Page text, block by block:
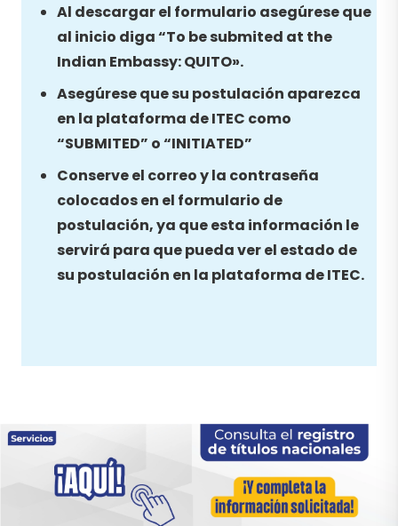
Al descargar el formulario asegúrese que
al inicio diga “To be submited at the
Indian Embassy: QUITO».
Asegúrese que su postulación aparezca
en la plataforma de ITEC como
“SUBMITED” o “INITIATED”
Conserve el correo y la contraseña
colocados en el formulario de
postulación, ya que esta información le
servirá para que pueda ver el estado de
su postulación en la plataforma de ITEC.